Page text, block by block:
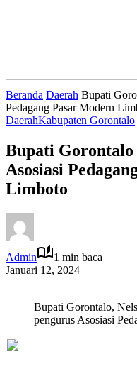
Beranda Daerah Bupati
Pedagang Pasar Modern
DaerahKabupaten Gorontalo
Bupati
Asosiasi
Limboto
Admin
1 min baca
Januari 12, 2024
Bupati Gorontalo,
pengurus Asosiasi